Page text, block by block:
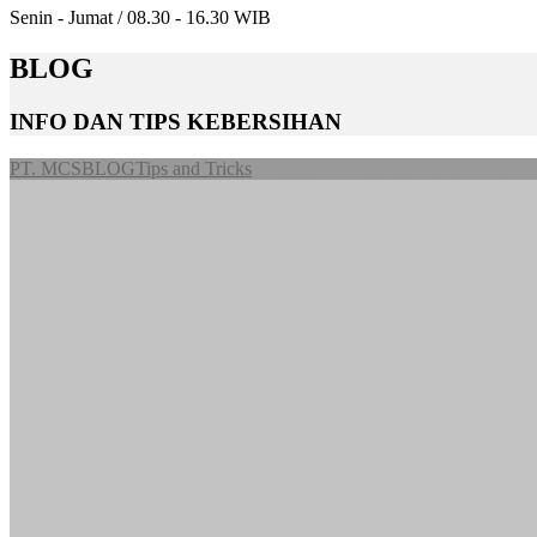
Senin - Jumat / 08.30 - 16.30 WIB
BLOG
INFO DAN TIPS KEBERSIHAN
PT. MCSBLOGTips and Tricks